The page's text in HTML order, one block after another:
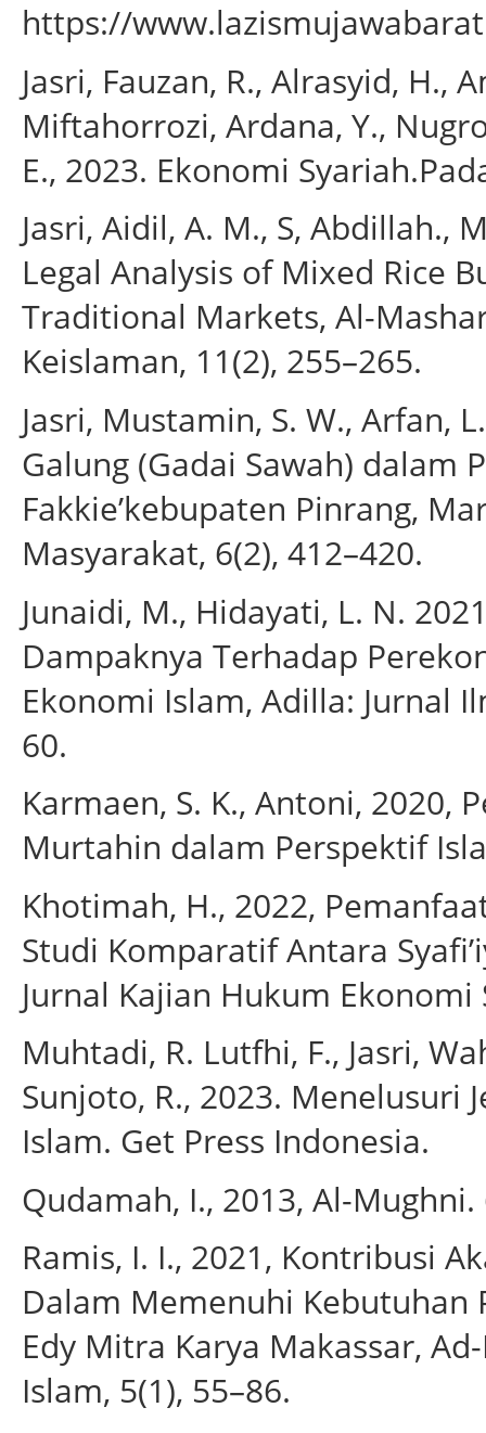
https://
Jasri, Fauzan, R., Alrasyid, H.,
Miftahorrozi, Ardana, Y.,
E., 2023. Ekonomi
Jasri, Aidil, A. M., S, Abdillah.,
Legal Analysis of Mixed Rice
Traditional Markets, Al-
Keislaman, 11(2), 255–265.
Jasri, Mustamin, S. W., Arfan,
Galung (Gadai Sawah) dalam
Fakkie’kebupaten Pinrang,
Masyarakat, 6(2), 412–420.
Junaidi, M., Hidayati, L. N.
Dampaknya Terhadap
Ekonomi Islam, Adilla: Jurnal
60.
Karmaen, S. K., Antoni, 2020,
Murtahin dalam Perspektif
Khotimah, H., 2022,
Studi Komparatif Antara
Jurnal Kajian Hukum Ekonomi
Muhtadi, R. Lutfhi, F., Jasri,
Sunjoto, R., 2023. Menelusuri
Islam. Get Press Indonesia.
Qudamah, I., 2013, Al-
Ramis, I. I., 2021, Kontribusi
Dalam Memenuhi Kebutuhan
Edy Mitra Karya Makassar,
Islam, 5(1), 55–86.